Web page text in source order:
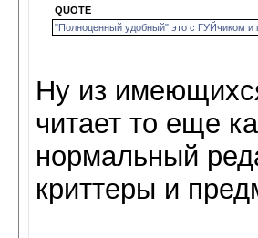
QUOTE
"Полноценный удобный" это с ГУЙчиком и
Ну из
читает то еще
нормальный
криттеры и